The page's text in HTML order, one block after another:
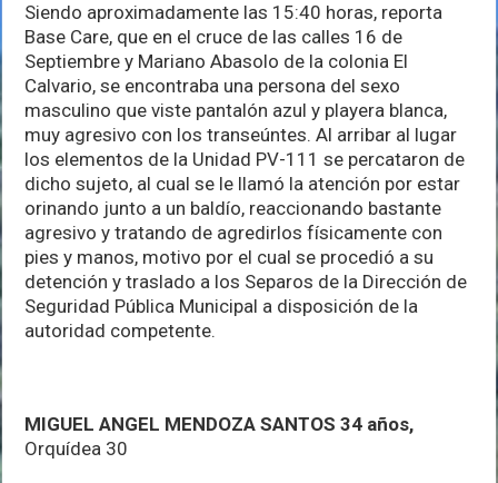
Siendo aproximadamente las 15:40 horas, reporta
Base Care, que en el cruce de las calles 16 de
Septiembre y Mariano Abasolo de la colonia El
Calvario, se encontraba una persona del sexo
masculino que viste pantalón azul y playera blanca,
muy agresivo con los transeúntes. Al arribar al lugar
los elementos de la Unidad PV-111 se percataron de
dicho sujeto, al cual se le llamó la atención por estar
orinando junto a un baldío, reaccionando bastante
agresivo y tratando de agredirlos físicamente con
pies y manos, motivo por el cual se procedió a su
detención y traslado a los Separos de la Dirección de
Seguridad Pública Municipal a disposición de la
autoridad competente.
MIGUEL ANGEL MENDOZA SANTOS 34 años,
Orquídea 30